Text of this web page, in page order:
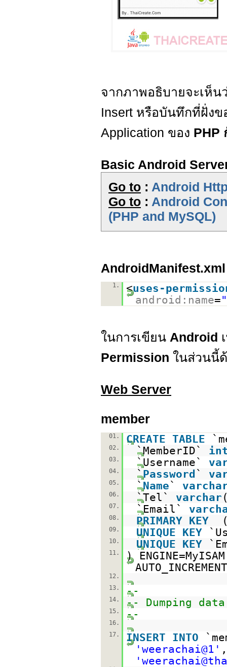
จากภาพอธิบายจะเห็น
Insert หรือบันทึกที่ฝั่งข
Application ของ PHP
Basic Android
Go to : Android
Go to : Android
(PHP and MySQL)
AndroidManifest.xml
1. <uses-
android:name=
ในการเขียน Android
Permission ในส่วนนี้
Web Server
member
01. CREATE TABLE
02. `MemberID`
03. `Username`
04. `Password`
05. `Name`
06. `Tel` varchar
07. `Email`
08. PRIMARY KEY
09. UNIQUE KEY
10. UNIQUE KEY
11.
)
12.
13.
--
14. -- Dumping
15. --
16.
17.
INSERT INTO
'weerachai@1'